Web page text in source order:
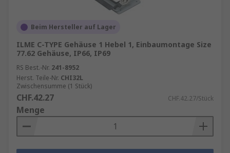
Beim Hersteller auf Lager
ILME C-TYPE Gehäuse 1 Hebel 1, Einbaumontage Size
77.62 Gehäuse, IP66, IP69
RS Best.-Nr. 241-8952
Herst. Teile-Nr. CHI32L
Zwischensumme (1 Stück)
CHF.42.27 CHF.42.27/Stück
Menge